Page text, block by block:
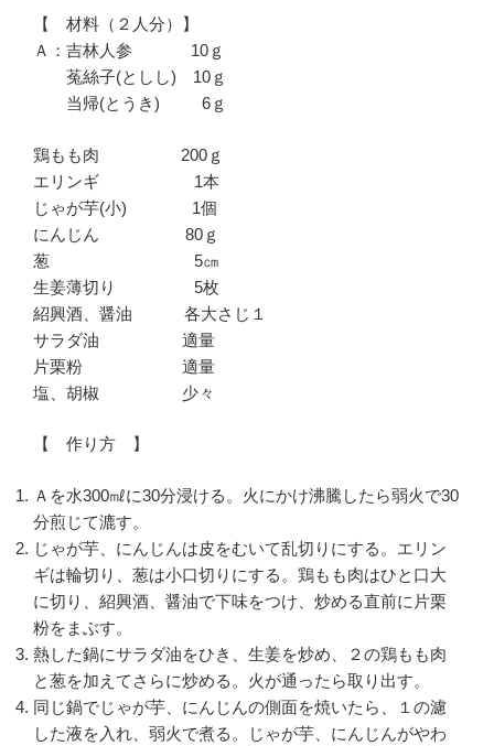
【 材料（２人分）】
Ａ：吉林人参 10ｇ
菟絲子(としし) 10ｇ
当帰(とうき) 6ｇ
鶏もも肉 200ｇ
エリンギ 1本
じゃが芋(小) 1個
にんじん 80ｇ
葱 5㎝
生姜薄切り 5枚
紹興酒、醤油 各大さじ１
サラダ油 適量
片栗粉 適量
塩、胡椒 少々
【 作り方 】
Ａを水300㎖に30分浸ける。火にかけ沸騰したら弱火で30
分煎じて漉す。
じゃが芋、にんじんは皮をむいて乱切りにする。エリン
ギは輪切り、葱は小口切りにする。鶏もも肉はひと口大
に切り、紹興酒、醤油で下味をつけ、炒める直前に片栗
粉をまぶす。
熱した鍋にサラダ油をひき、生姜を炒め、２の鶏もも肉
と葱を加えてさらに炒める。火が通ったら取り出す。
同じ鍋でじゃが芋、にんじんの側面を焼いたら、１の濾
した液を入れ、弱火で煮る。じゃが芋、にんじんがやわ